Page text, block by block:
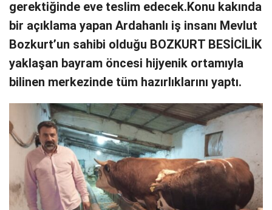
gerektiğinde eve teslim edecek.Konu kakında
bir açıklama yapan Ardahanlı iş insanı Mevlut
Bozkurt’un sahibi olduğu BOZKURT BESİCİLİK
yaklaşan bayram öncesi hijyenik ortamıyla
bilinen merkezinde tüm hazırlıklarını yaptı.